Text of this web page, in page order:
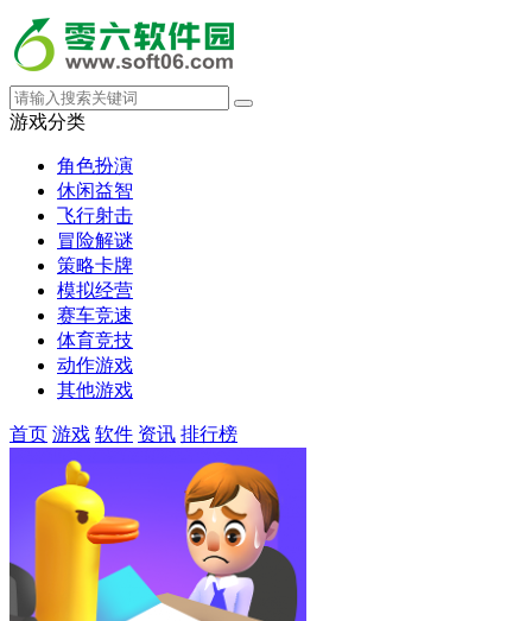
游戏分类
角色扮演
休闲益智
飞行射击
冒险解谜
策略卡牌
模拟经营
赛车竞速
体育竞技
动作游戏
其他游戏
首页 游戏 软件 资讯 排行榜